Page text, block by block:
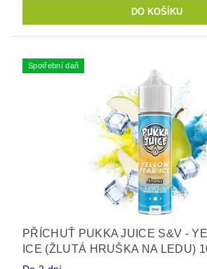
Spotřební daň
PŘÍCHUŤ PUKKA JUICE S&V -
ICE (ŽLUTÁ HRUŠKA NA LEDU)